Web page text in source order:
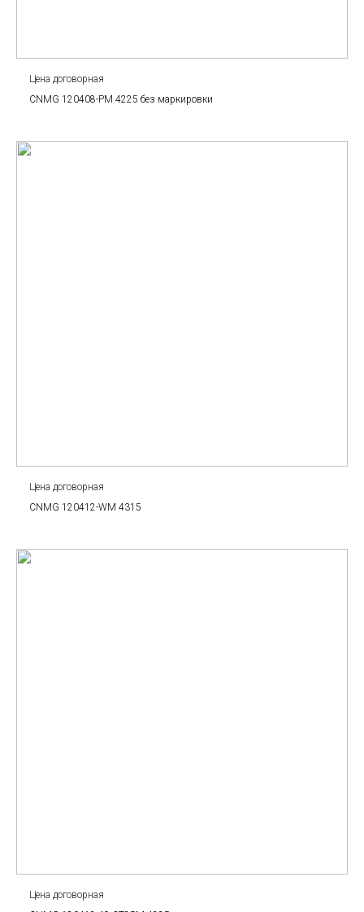
Цена договорная
CNMG 120408-PM 4225 без маркировки
Цена договорная
CNMG 120412-WM 4315
Цена договорная